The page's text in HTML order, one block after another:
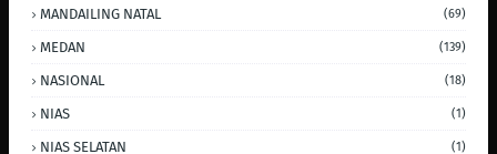
MANDAILING NATAL (69)
MEDAN (139)
NASIONAL (18)
NIAS (1)
NIAS SELATAN (1)